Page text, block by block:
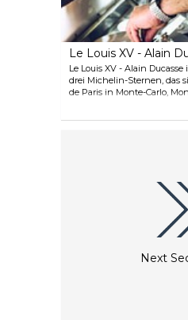
Le Louis XV - Alain
Le Louis XV - Alain
drei Michelin-Sternen, das
de Paris in Monte-Carlo,
Restaurant ist für seine
Kristallkronleuchtern
atemberaubenden Blick auf
Restaurant ist ein Muss für
jene, die ein
Next